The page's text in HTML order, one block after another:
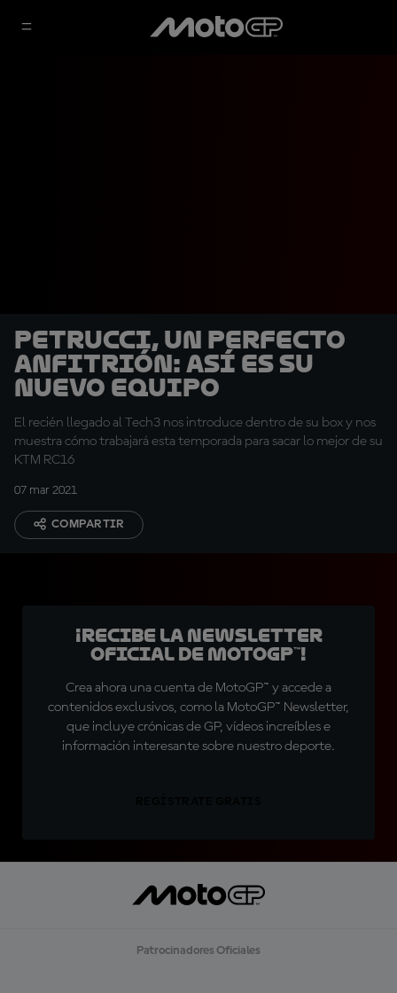
Petrucci, un perfecto
anfitrión: Así es su
nuevo equipo
El recién llegado al Tech3 nos introduce dentro de su box y nos
muestra cómo trabajará esta temporada para sacar lo mejor de su
KTM RC16
07 mar 2021
COMPARTIR
¡Recibe la Newsletter
oficial de MotoGP™!
Crea ahora una cuenta de MotoGP™ y accede a
contenidos exclusivos, como la MotoGP™ Newsletter,
que incluye crónicas de GP, vídeos increíbles e
información interesante sobre nuestro deporte.
Patrocinadores Oficiales